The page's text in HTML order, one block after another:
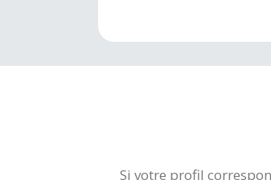
Si votre profil